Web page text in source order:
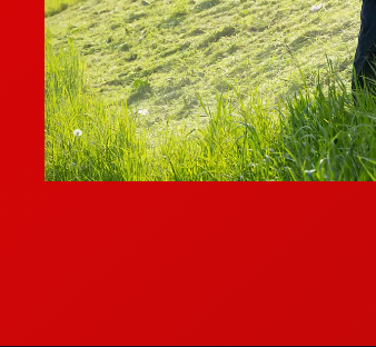
masalah pompa rewel.
Mengatasi masalah
Jika Anda lelah terus-terusan menambal
jawaban tuntasnya.